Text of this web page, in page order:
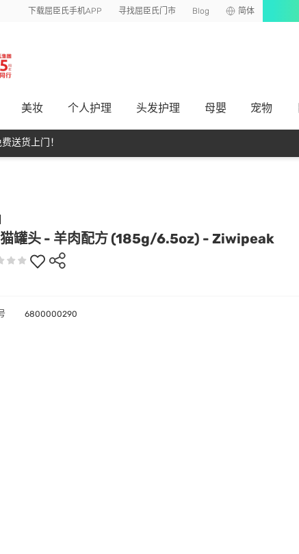
下载屈臣氏手机APP 寻找屈臣氏门市 Blog 简体
美妆 个人护理 头发护理 母嬰 宠物
送货上门！
罐头 - 羊肉配方 (185g/6.5oz) - Ziwipeak
6800000290